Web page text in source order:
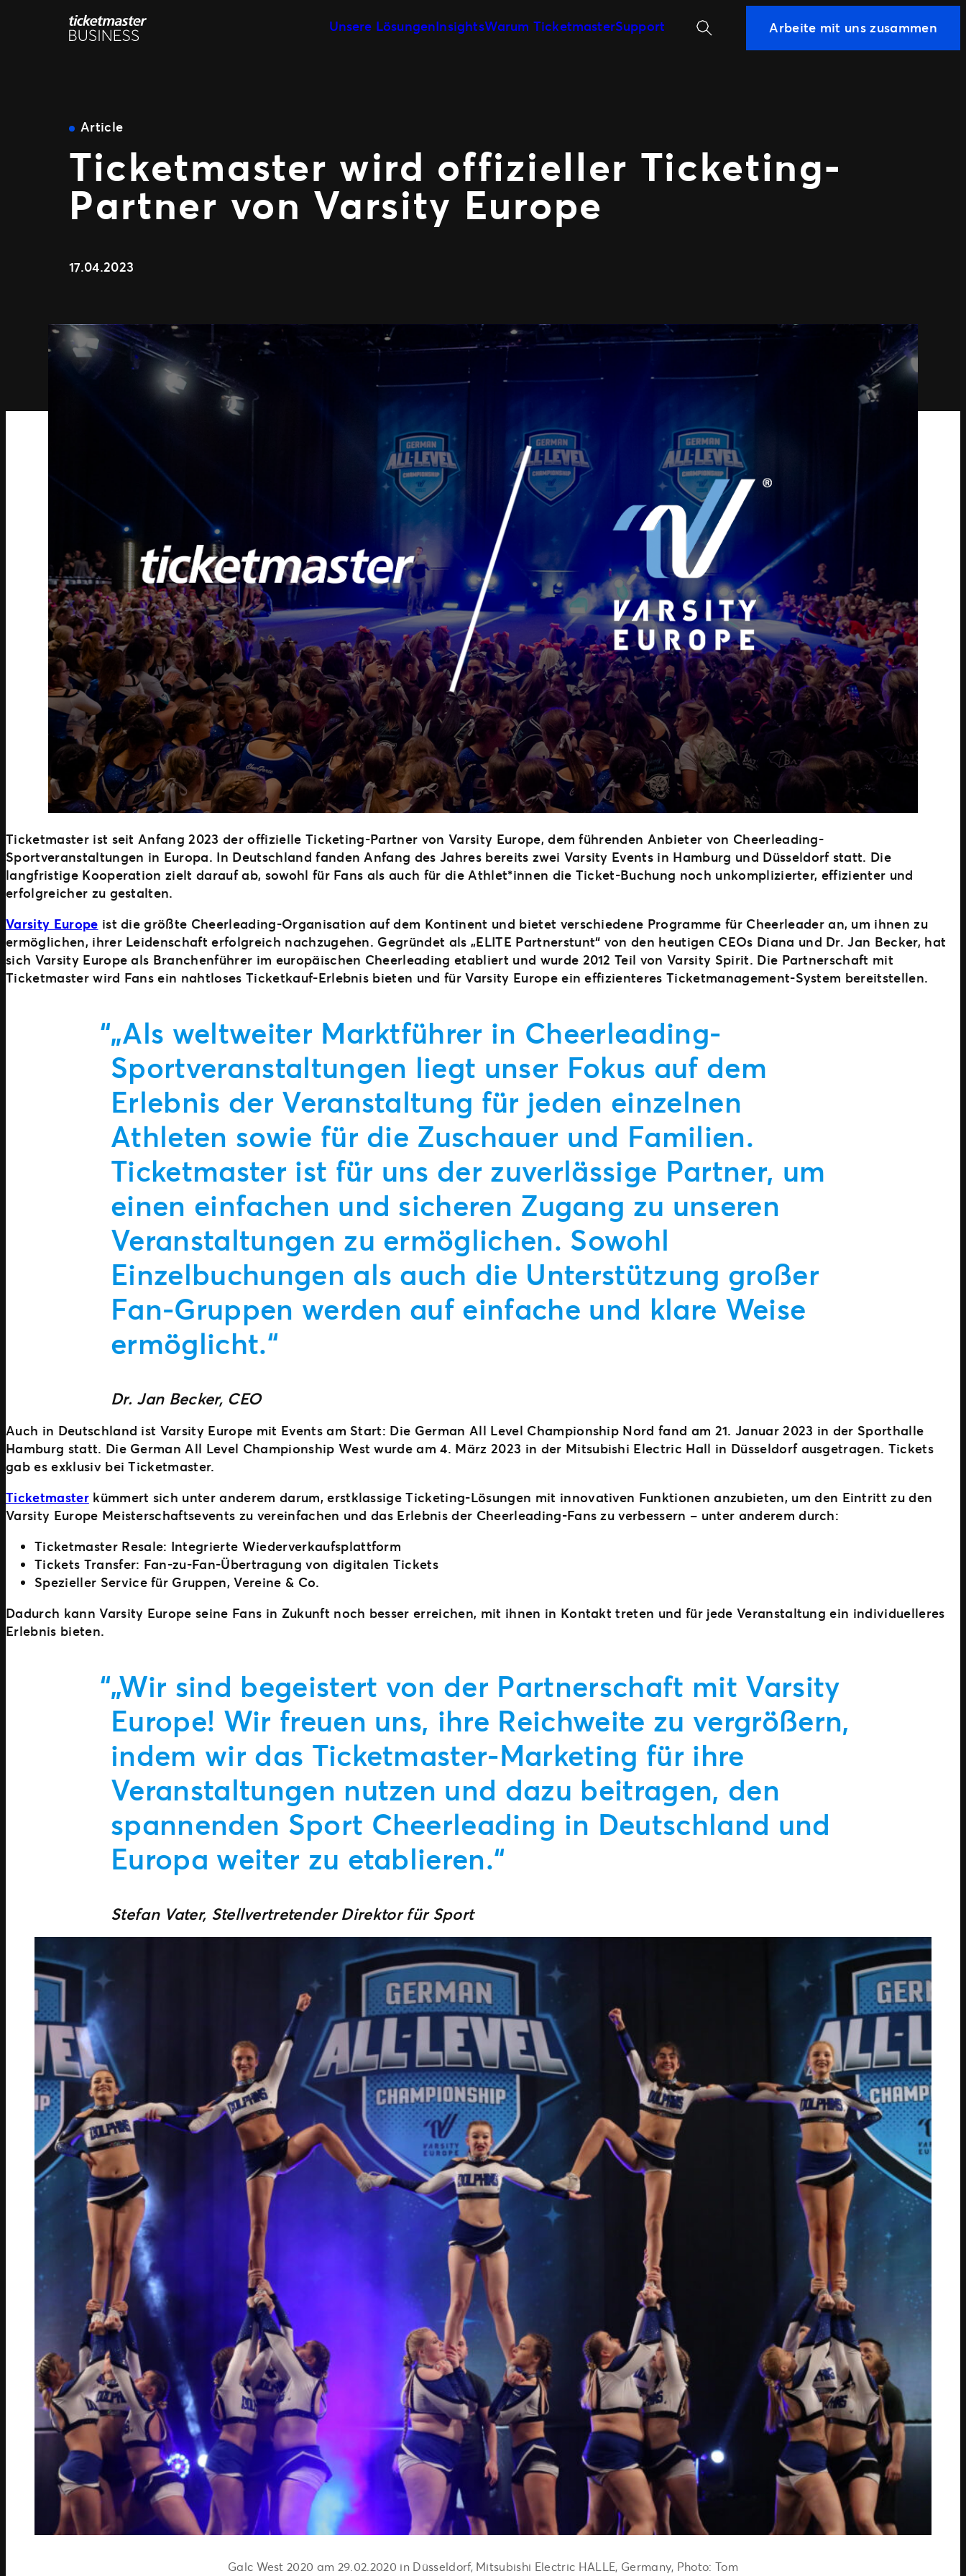
Unsere LösungenInsightsWarum TicketmasterSupport Suchen Arbeite mit uns zusammen
Article
Ticketmaster wird offizieller Ticketing-
Partner von Varsity Europe
17.04.2023
Ticketmaster ist seit Anfang 2023 der offizielle Ticketing-Partner von Varsity Europe, dem führenden Anbieter von Cheerleading-
Sportveranstaltungen in Europa. In Deutschland fanden Anfang des Jahres bereits zwei Varsity Events in Hamburg und Düsseldorf statt. Die
langfristige Kooperation zielt darauf ab, sowohl für Fans als auch für die Athlet*innen die Ticket-Buchung noch unkomplizierter, effizienter und
erfolgreicher zu gestalten.
Varsity Europe ist die größte Cheerleading-Organisation auf dem Kontinent und bietet verschiedene Programme für Cheerleader an, um ihnen zu
ermöglichen, ihrer Leidenschaft erfolgreich nachzugehen. Gegründet als „ELITE Partnerstunt“ von den heutigen CEOs Diana und Dr. Jan Becker, hat
sich Varsity Europe als Branchenführer im europäischen Cheerleading etabliert und wurde 2012 Teil von Varsity Spirit. Die Partnerschaft mit
Ticketmaster wird Fans ein nahtloses Ticketkauf-Erlebnis bieten und für Varsity Europe ein effizienteres Ticketmanagement-System bereitstellen.
„Als weltweiter Marktführer in Cheerleading-
Sportveranstaltungen liegt unser Fokus auf dem
Erlebnis der Veranstaltung für jeden einzelnen
Athleten sowie für die Zuschauer und Familien.
Ticketmaster ist für uns der zuverlässige Partner, um
einen einfachen und sicheren Zugang zu unseren
Veranstaltungen zu ermöglichen. Sowohl
Einzelbuchungen als auch die Unterstützung großer
Fan-Gruppen werden auf einfache und klare Weise
ermöglicht.“
Dr. Jan Becker, CEO
Auch in Deutschland ist Varsity Europe mit Events am Start: Die German All Level Championship Nord fand am 21. Januar 2023 in der Sporthalle
Hamburg statt. Die German All Level Championship West wurde am 4. März 2023 in der Mitsubishi Electric Hall in Düsseldorf ausgetragen. Tickets
gab es exklusiv bei Ticketmaster.
Ticketmasterkümmert sich unter anderem darum, erstklassige Ticketing-Lösungen mit innovativen Funktionen anzubieten, um den Eintritt zu den
Varsity Europe Meisterschaftsevents zu vereinfachen und das Erlebnis der Cheerleading-Fans zu verbessern – unter anderem durch:
Ticketmaster Resale: Integrierte Wiederverkaufsplattform
Tickets Transfer: Fan-zu-Fan-Übertragung von digitalen Tickets
Spezieller Service für Gruppen, Vereine & Co.
Dadurch kann Varsity Europe seine Fans in Zukunft noch besser erreichen, mit ihnen in Kontakt treten und für jede Veranstaltung ein individuelleres
Erlebnis bieten.
„Wir sind begeistert von der Partnerschaft mit Varsity
Europe! Wir freuen uns, ihre Reichweite zu vergrößern,
indem wir das Ticketmaster-Marketing für ihre
Veranstaltungen nutzen und dazu beitragen, den
spannenden Sport Cheerleading in Deutschland und
Europa weiter zu etablieren.“
Stefan Vater, Stellvertretender Direktor für Sport
Galc West 2020 am 29.02.2020 in Düsseldorf, Mitsubishi Electric HALLE, Germany, Photo: Tom